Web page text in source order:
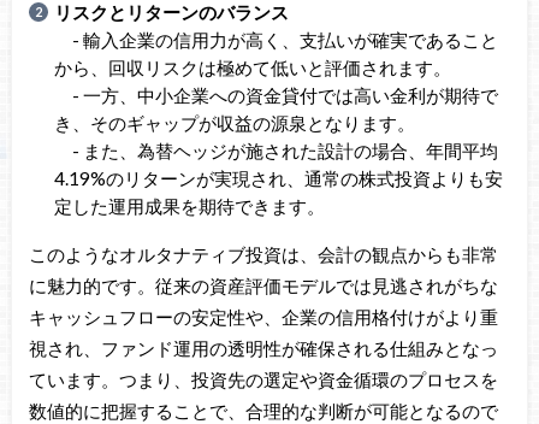
リスクとリターンのバランス
- 輸入企業の信用力が高く、支払いが確実であること
から、回収リスクは極めて低いと評価されます。
- 一方、中小企業への資金貸付では高い金利が期待で
き、そのギャップが収益の源泉となります。
- また、為替ヘッジが施された設計の場合、年間平均
4.19%のリターンが実現され、通常の株式投資よりも安
定した運用成果を期待できます。
このようなオルタナティブ投資は、会計の観点からも非常
に魅力的です。従来の資産評価モデルでは見逃されがちな
キャッシュフローの安定性や、企業の信用格付けがより重
視され、ファンド運用の透明性が確保される仕組みとなっ
ています。つまり、投資先の選定や資金循環のプロセスを
数値的に把握することで、合理的な判断が可能となるので